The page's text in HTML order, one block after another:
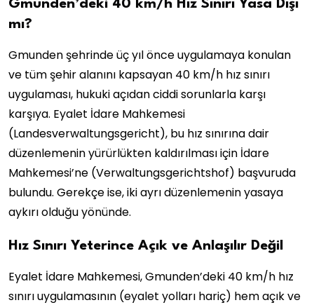
Gmunden’deki 40 km/h Hız Sınırı Yasa Dışı
mı?
Gmunden şehrinde üç yıl önce uygulamaya konulan
ve tüm şehir alanını kapsayan 40 km/h hız sınırı
uygulaması, hukuki açıdan ciddi sorunlarla karşı
karşıya. Eyalet İdare Mahkemesi
(Landesverwaltungsgericht), bu hız sınırına dair
düzenlemenin yürürlükten kaldırılması için İdare
Mahkemesi’ne (Verwaltungsgerichtshof) başvuruda
bulundu. Gerekçe ise, iki ayrı düzenlemenin yasaya
aykırı olduğu yönünde.
Hız Sınırı Yeterince Açık ve Anlaşılır Değil
Eyalet İdare Mahkemesi, Gmunden’deki 40 km/h hız
sınırı uygulamasının (eyalet yolları hariç) hem açık ve